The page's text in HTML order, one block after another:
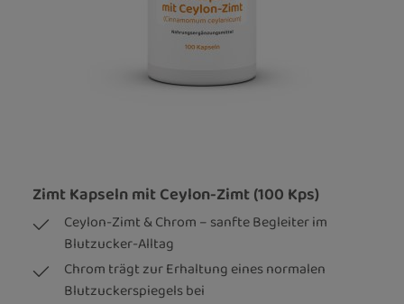
Zimt Kapseln mit Ceylon-Zimt (100 Kps)
Ceylon-Zimt & Chrom – sanfte Begleiter im
Blutzucker-Alltag
Chrom trägt zur Erhaltung eines normalen
Blutzuckerspiegels bei